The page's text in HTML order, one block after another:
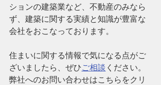
ションの建築業など、 不動産のみなら
ず、建築に関する実績と知識が豊富な
会社をおこなっております。
住まいに関する情報で気になる点がご
ざいましたら、ぜひご相談 ください。
弊社へのお問い合わせはこちらをクリ